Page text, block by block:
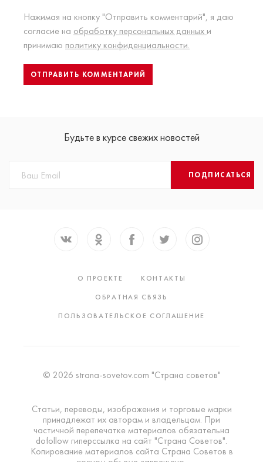
Нажимая на кнопку "Отправить комментарий", я даю
согласие на обработку персональных данных и
принимаю политику конфиденциальности.
Будьте в курсе свежих новостей
ПОДПИСАТЬСЯ
О ПРОЕКТЕ
КОНТАКТЫ
ОБРАТНАЯ СВЯЗЬ
ПОЛЬЗОВАТЕЛЬСКОЕ СОГЛАШЕНИЕ
© 2026 strana-sovetov.com "Страна советов"
Статьи, переводы, изображения и торговые марки
принадлежат их авторам и владельцам. При
частичной перепечатке материалов обязательна
dofollow гиперссылка на сайт "Страна Советов".
Копирование материалов сайта Страна Советов в